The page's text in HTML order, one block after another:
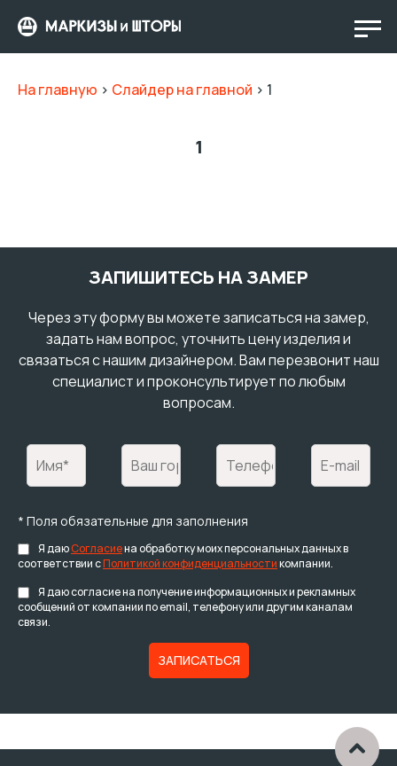
На главную > Слайдер на главной > 1
1
ЗАПИШИТЕСЬ НА ЗАМЕР
Через эту форму вы можете записаться на замер,
задать нам вопрос, уточнить цену изделия и
связаться с нашим дизайнером. Вам перезвонит наш
специалист и проконсультирует по любым
вопросам.
* Поля обязательные для заполнения
Я даюСогласиена обработку моих персональных данных в
соответствии сПолитикой конфиденциальностикомпании.
Я даю согласие на получение информационных и рекламных
сообщений от компании по email, телефону или другим каналам
связи.